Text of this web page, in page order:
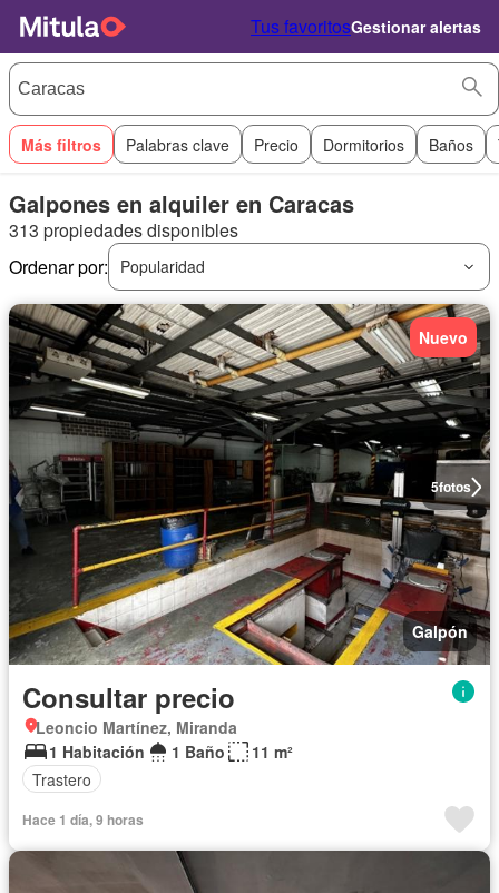
Tus favoritosGestionar alertas
Más filtros Palabras clave Precio Dormitorios Baños
Galpones en alquiler en Caracas
313 propiedades disponibles
Ordenar por:
Popularidad
5fotos
Nuevo
Galpón
Consultar precio
Leoncio Martínez, Miranda
1 Habitación
1 Baño
11 m²
Trastero
Hace 1 día, 9 horas